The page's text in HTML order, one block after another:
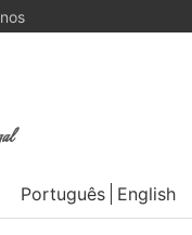
Português English